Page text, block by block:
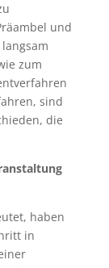
und
zum
sind
die
haben
in